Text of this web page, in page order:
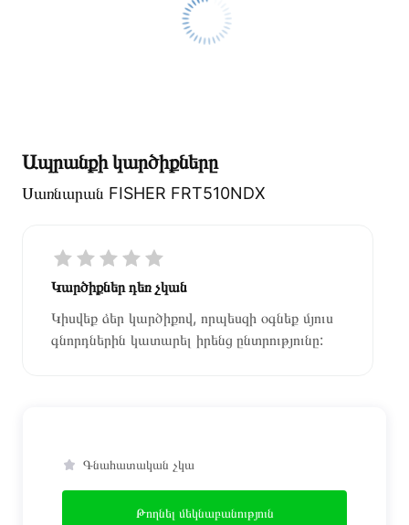
Ապրանքի կարծիքները
Սառնարան FISHER FRT510NDX
Կարծիքներ դեռ չկան
Կիսվեք ձեր կարծիքով, որպեսզի օգնեք մյուս
գնորդներին կատարել իրենց ընտրությունը:
Գնահատական չկա
Թողնել մեկնաբանություն